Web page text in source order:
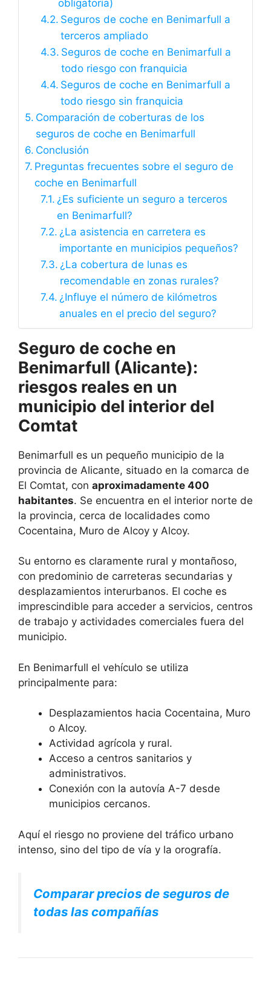
obligatoria)
Seguros de coche en Benimarfull a
terceros ampliado
Seguros de coche en Benimarfull a
todo riesgo con franquicia
Seguros de coche en Benimarfull a
todo riesgo sin franquicia
Comparación de coberturas de los
seguros de coche en Benimarfull
Conclusión
Preguntas frecuentes sobre el seguro de
coche en Benimarfull
¿Es suficiente un seguro a terceros
en Benimarfull?
¿La asistencia en carretera es
importante en municipios pequeños?
¿La cobertura de lunas es
recomendable en zonas rurales?
¿Influye el número de kilómetros
anuales en el precio del seguro?
Seguro de coche en
Benimarfull (Alicante):
riesgos reales en un
municipio del interior del
Comtat
Benimarfull es un pequeño municipio de la
provincia de Alicante, situado en la comarca de
El Comtat, con aproximadamente 400
habitantes. Se encuentra en el interior norte de
la provincia, cerca de localidades como
Cocentaina, Muro de Alcoy y Alcoy.
Su entorno es claramente rural y montañoso,
con predominio de carreteras secundarias y
desplazamientos interurbanos. El coche es
imprescindible para acceder a servicios, centros
de trabajo y actividades comerciales fuera del
municipio.
En Benimarfull el vehículo se utiliza
principalmente para:
Desplazamientos hacia Cocentaina, Muro
o Alcoy.
Actividad agrícola y rural.
Acceso a centros sanitarios y
administrativos.
Conexión con la autovía A-7 desde
municipios cercanos.
Aquí el riesgo no proviene del tráfico urbano
intenso, sino del tipo de vía y la orografía.
Comparar precios de seguros de
todas las compañías